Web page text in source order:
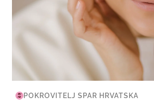
POKROVITELJ SPAR HRVATSKA